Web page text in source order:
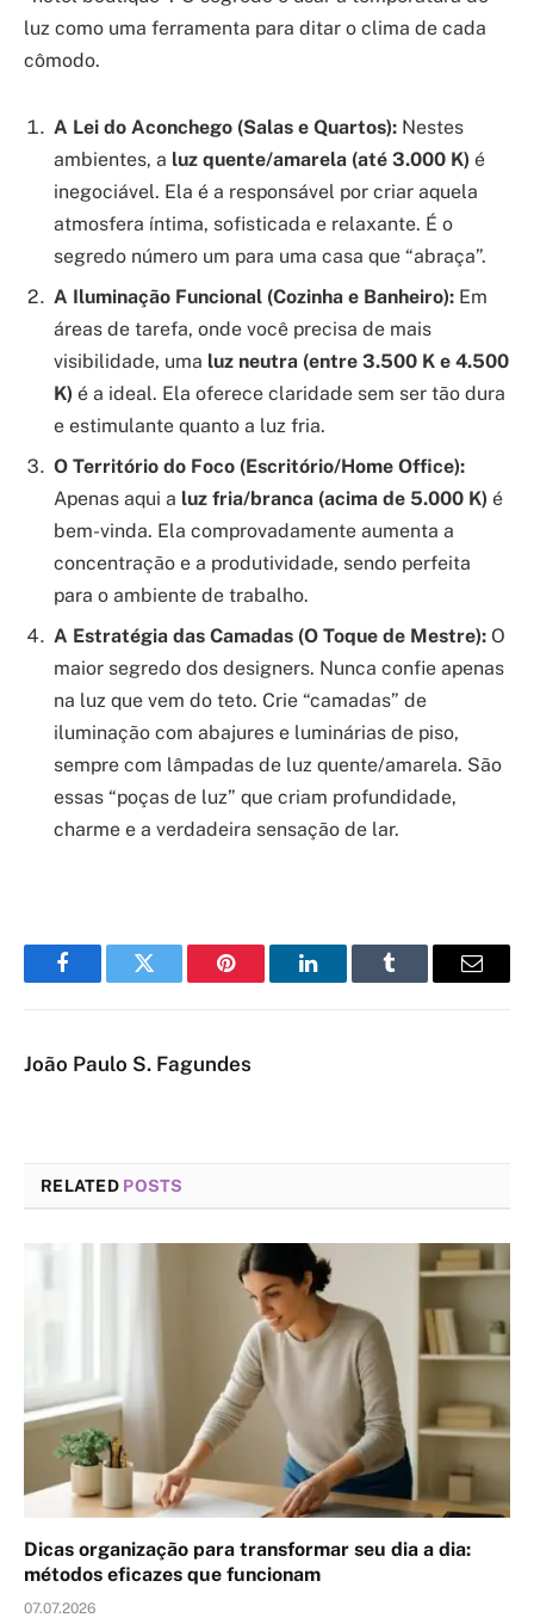
luz como uma ferramenta para ditar o clima de cada
cômodo.
A Lei do Aconchego (Salas e Quartos): Nestes
ambientes, a luz quente/amarela (até 3.000 K) é
inegociável. Ela é a responsável por criar aquela
atmosfera íntima, sofisticada e relaxante. É o
segredo número um para uma casa que “abraça”.
A Iluminação Funcional (Cozinha e Banheiro): Em
áreas de tarefa, onde você precisa de mais
visibilidade, uma luz neutra (entre 3.500 K e 4.500
K) é a ideal. Ela oferece claridade sem ser tão dura
e estimulante quanto a luz fria.
O Território do Foco (Escritório/Home Office):
Apenas aqui a luz fria/branca (acima de 5.000 K) é
bem-vinda. Ela comprovadamente aumenta a
concentração e a produtividade, sendo perfeita
para o ambiente de trabalho.
A Estratégia das Camadas (O Toque de Mestre): O
maior segredo dos designers. Nunca confie apenas
na luz que vem do teto. Crie “camadas” de
iluminação com abajures e luminárias de piso,
sempre com lâmpadas de luz quente/amarela. São
essas “poças de luz” que criam profundidade,
charme e a verdadeira sensação de lar.
FacebookTwitter Pinterest LinkedInTumblr Email
João Paulo S. Fagundes
RELATED POSTS
Dicas organização para transformar seu dia a dia:
métodos eficazes que funcionam
07.07.2026